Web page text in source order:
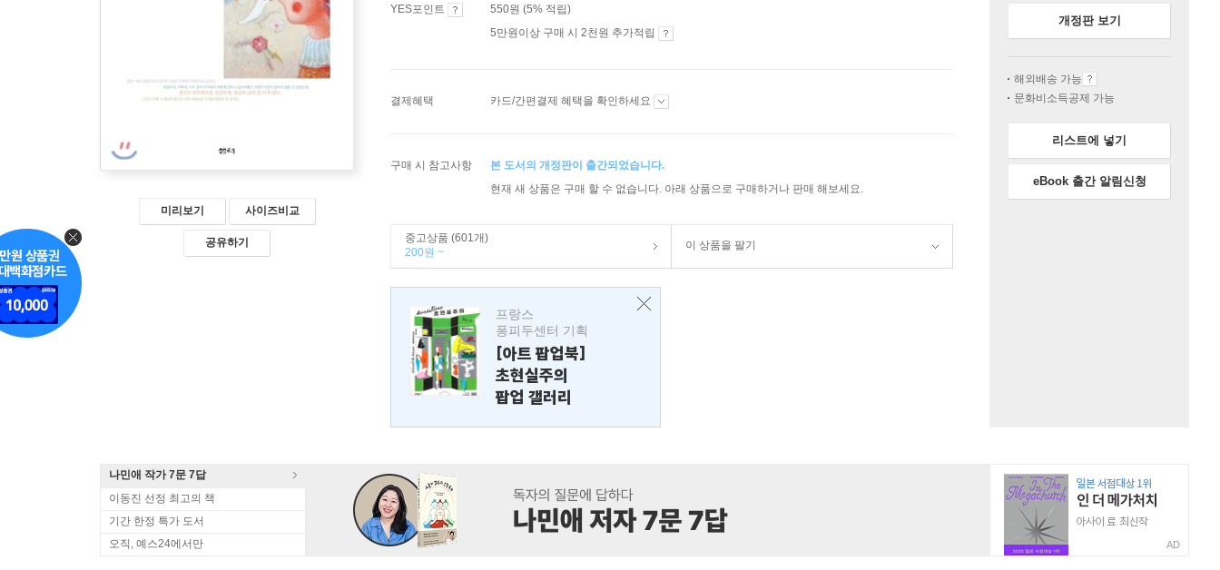
미리보기 사이즈비교
공유하기
YES포인트
550원 (5% 적립)
5만원이상 구매 시 2천원 추가적립
결제혜택 카드/간편결제 혜택을 확인하세요
구매 시 참고사항
본 도서의 개정판이 출간되었습니다.
현재 새 상품은 구매 할 수 없습니다. 아래 상품으로 구매하거나 판매 해보세요.
중고상품 (601개)
200원 ~
이 상품을 팔기
프랑스
퐁피두센터 기획
[아트 팝업북]
초현실주의
팝업 갤러리
개정판 보기
해외배송 가능
문화비소득공제 가능
리스트에 넣기
eBook 출간 알림신청
나민애 작가 7문 7답
이동진 선정 최고의 책
기간 한정 특가 도서
오직, 예스24에서만
AD